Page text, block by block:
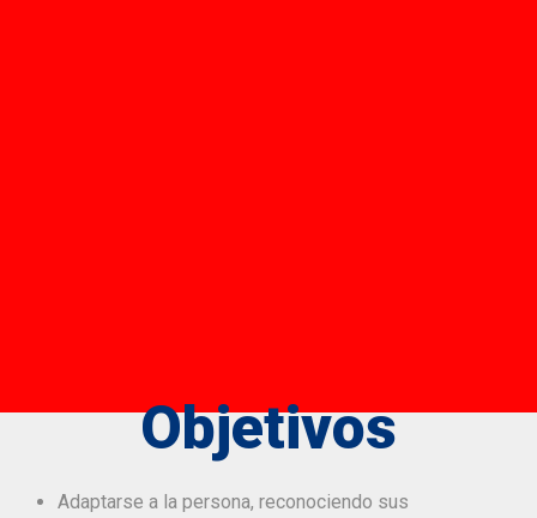
Objetivos
Adaptarse a la persona, reconociendo sus